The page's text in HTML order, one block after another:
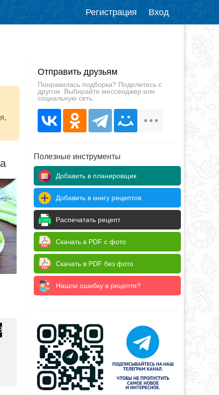
Регистрация Вход
Отправить друзьям
Понравилась подборка? Поделитесь с
другом. Выбирайте мессенджер или
социальную сеть.
Полезные инструменты
Добавить в планировщик
Добавить в книгу рецептов
Распечатать рецепт
Скачать в PDF с фото
Скачать в PDF без фото
Нашли ошибку в рецепте?